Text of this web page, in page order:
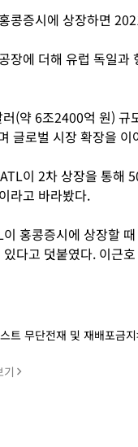
콩증시에 상장하면
장에 더해 유럽 독일
(약 6조2400억 원) 규
글로벌 시장 확장을 이
이 2차 상장을 통해
라고 바라봤다.
홍콩증시에 상장할
다고 덧붙였다. 이근
트 무단전재 및 재배포금